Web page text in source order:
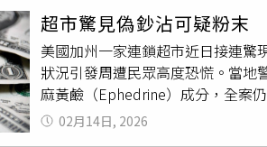
二分局呼籲，依《毒品危害防制條
萬元以下罰鍰，並須接受毒品危害
心存僥倖以身試法，應遠離毒品，
超市驚見偽鈔沾可疑粉末
美國加州一家連鎖超市近日接連驚
狀況引發周遭民眾高度恐慌。當地
麻黃鹼（Ephedrine）成分，全案
爾灣市警方通報，位於鵪鶉山大
02月14日, 2026